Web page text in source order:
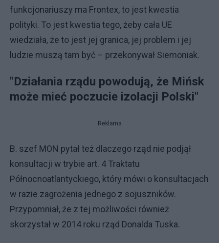
funkcjonariuszy ma Frontex, to jest kwestia
polityki. To jest kwestia tego, żeby cała UE
wiedziała, że to jest jej granica, jej problem i jej
ludzie muszą tam być – przekonywał Siemoniak.
"Działania rządu powodują, że Mińsk
może mieć poczucie izolacji Polski"
Reklama
B. szef MON pytał też dlaczego rząd nie podjął
konsultacji w trybie art. 4 Traktatu
Północnoatlantyckiego, który mówi o konsultacjach
w razie zagrożenia jednego z sojuszników.
Przypomniał, że z tej możliwości również
skorzystał w 2014 roku rząd Donalda Tuska.